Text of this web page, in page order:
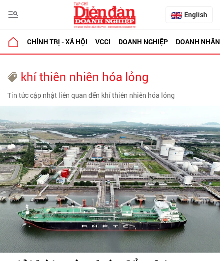
English
CHÍNH TRỊ - XÃ HỘI VCCI DOANH NGHIỆP DOANH NHÂN
khí thiên nhiên hóa lỏng
Tin tức cập nhật liên quan đến khí thiên nhiên hóa lỏng